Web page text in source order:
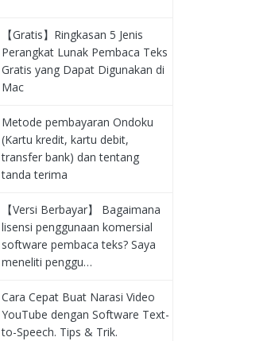
【Gratis】Ringkasan 5 Jenis
Perangkat Lunak Pembaca Teks
Gratis yang Dapat Digunakan di
Mac
Metode pembayaran Ondoku
(Kartu kredit, kartu debit,
transfer bank) dan tentang
tanda terima
【Versi Berbayar】 Bagaimana
lisensi penggunaan komersial
software pembaca teks? Saya
meneliti penggu…
Cara Cepat Buat Narasi Video
YouTube dengan Software Text-
to-Speech. Tips & Trik.